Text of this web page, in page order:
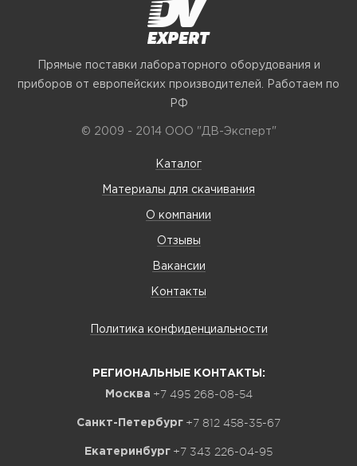
Прямые поставки лабораторного оборудования и
приборов от европейских производителей. Работаем по
РФ
© 2009 - 2014 ООО "ДВ-Эксперт"
Каталог
Материалы для скачивания
О компании
Отзывы
Вакансии
Контакты
Политика конфиденциальности
РЕГИОНАЛЬНЫЕ КОНТАКТЫ:
Москва +7 495 268-08-54
Санкт-Петербург +7 812 458-35-67
Екатеринбург +7 343 226-04-95